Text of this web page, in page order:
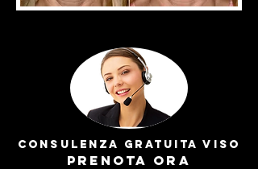
consulenza gratuita VISO
prenota ora